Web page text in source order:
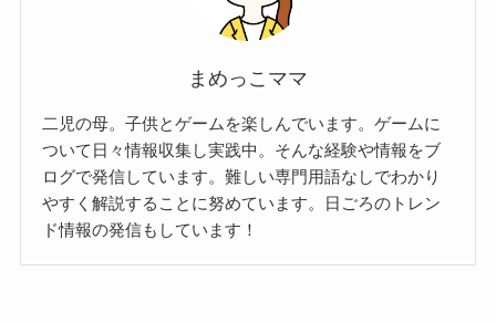
まめっこママ
二児の母。子供とゲームを楽しんでいます。ゲームに
ついて日々情報収集し実践中。そんな経験や情報をブ
ログで発信しています。難しい専門用語なしでわかり
やすく解説することに努めています。日ごろのトレン
ド情報の発信もしています！